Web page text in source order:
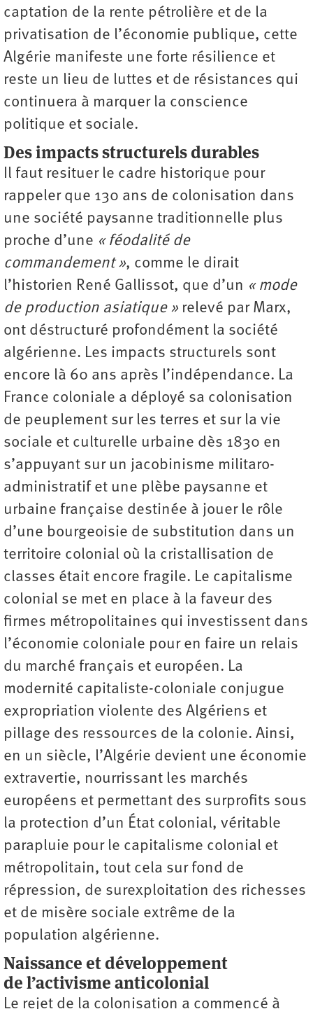
captation de la rente pétrolière et de la
privatisation de l’économie publique, cette
Algérie manifeste une forte résilience et
reste un lieu de luttes et de résistances qui
continuera à marquer la conscience
politique et sociale.
Des impacts structurels durables
Il faut resituer le cadre historique pour
rappeler que 130 ans de colonisation dans
une société paysanne traditionnelle plus
proche d’une « féodalité de
commandement », comme le dirait
l’historien René Gallissot, que d’un « mode
de production asiatique » relevé par Marx,
ont déstructuré profondément la société
algérienne. Les impacts structurels sont
encore là 60 ans après l’indépendance. La
France coloniale a déployé sa colonisation
de peuplement sur les terres et sur la vie
sociale et culturelle urbaine dès 1830 en
s’appuyant sur un jacobinisme militaro-
administratif et une plèbe paysanne et
urbaine française destinée à jouer le rôle
d’une bourgeoisie de substitution dans un
territoire colonial où la cristallisation de
classes était encore fragile. Le capitalisme
colonial se met en place à la faveur des
firmes métropolitaines qui investissent dans
l’économie coloniale pour en faire un relais
du marché français et européen. La
modernité capitaliste-coloniale conjugue
expropriation violente des Algériens et
pillage des ressources de la colonie. Ainsi,
en un siècle, l’Algérie devient une économie
extravertie, nourrissant les marchés
européens et permettant des surprofits sous
la protection d’un État colonial, véritable
parapluie pour le capitalisme colonial et
métropolitain, tout cela sur fond de
répression, de surexploitation des richesses
et de misère sociale extrême de la
population algérienne.
Naissance et développement
de l’activisme anticolonial
Le rejet de la colonisation a commencé à